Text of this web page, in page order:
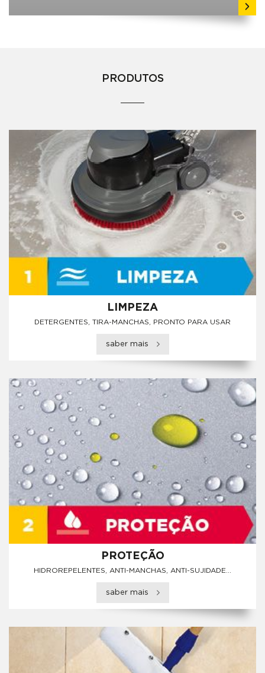
PRODUTOS
LIMPEZA
DETERGENTES, TIRA-MANCHAS, PRONTO PARA USAR
saber mais
PROTEÇÃO
HIDROREPELENTES, ANTI-MANCHAS, ANTI-SUJIDADE...
saber mais